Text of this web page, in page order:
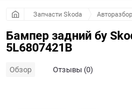
Запчасти Skoda
Бампер задний бу
5L6807421B
Обзор Отзывы (0)